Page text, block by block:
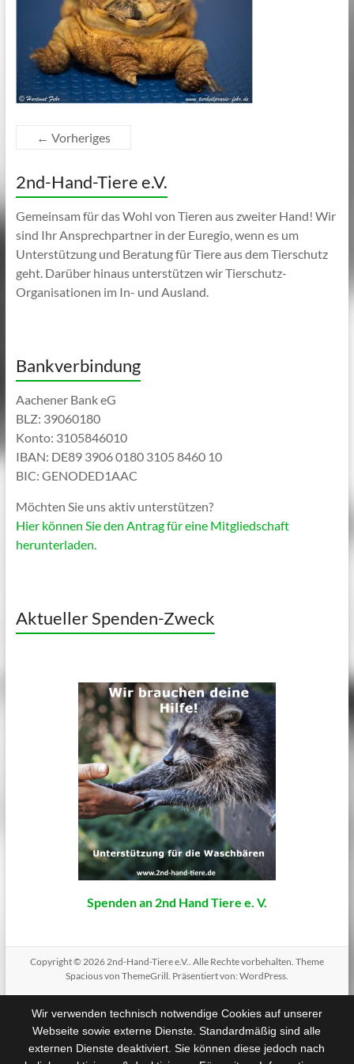
← Vorheriges
2nd-Hand-Tiere e.V.
Gemeinsam für das Wohl von Tieren aus zweiter Hand! Wir
sind Ihr Ansprechpartner in der Euregio, wenn es um
Unterstützung und Beratung für Tiere aus dem Tierschutz
geht. Darüber hinaus unterstützen wir Tierschutz-
Organisationen im In- und Ausland.
Bankverbindung
Aachener Bank eG
BLZ: 39060180
Konto: 3105846010
IBAN: DE89 3906 0180 3105 8460 10
BIC: GENODED1AAC
Möchten Sie uns aktiv unterstützen?
Hier können Sie den Antrag für eine Mitgliedschaft
herunterladen.
Aktueller Spenden-Zweck
Spenden an 2nd Hand Tiere e. V.
Copyright © 20262nd-Hand-Tiere e.V.. Alle Rechte vorbehalten. Theme
Spaciousvon ThemeGrill. Präsentiert von: WordPress.
Wir verwenden technisch notwendige Cookies auf unserer
Webseite sowie externe Dienste. Standardmäßig sind alle
externen Dienste deaktiviert. Sie können diese jedoch nach